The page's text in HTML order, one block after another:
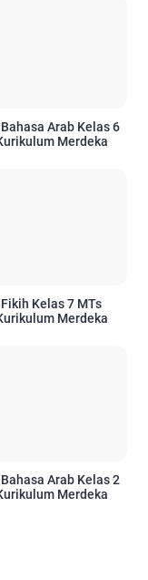
Arab Kelas 6
Merdeka
Kelas 7 MTs
Merdeka
Arab Kelas 2
Merdeka